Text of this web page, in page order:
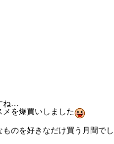
ね…
を爆買いしました
のを好きなだけ買う月間でし